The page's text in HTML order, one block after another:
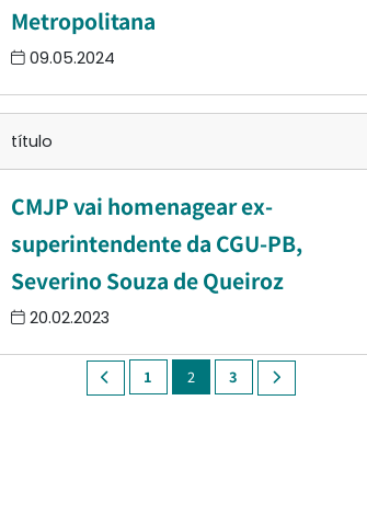
Metropolitana
09.05.2024
título
CMJP vai homenagear ex-
superintendente da CGU-PB,
Severino Souza de Queiroz
20.02.2023
1 2 3